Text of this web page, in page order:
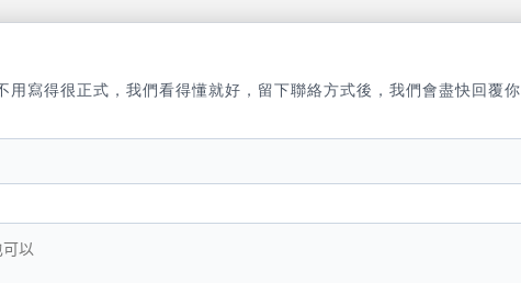
寫得很正式，我們看得懂就好，留下聯絡方式後，我們會盡快回覆你